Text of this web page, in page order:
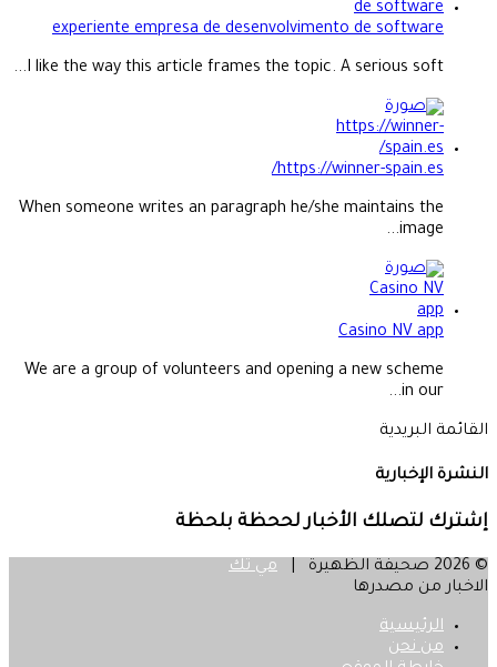
experiente empresa de desenvolvimento de software
I like the way this article frames the topic. A serious soft...
https://winner-spain.es/
When someone writes an paragraph he/she maintains the
image...
Casino NV app
We are a group of volunteers and opening a new scheme
in our...
القائمة البريدية
النشرة الإخبارية
إشترك لتصلك الأخبار لححظة بلحظة
© 2026 صحيفة الظهيرة |
مي تك
الاخبار من مصدرها
الرئيسية
من نحن